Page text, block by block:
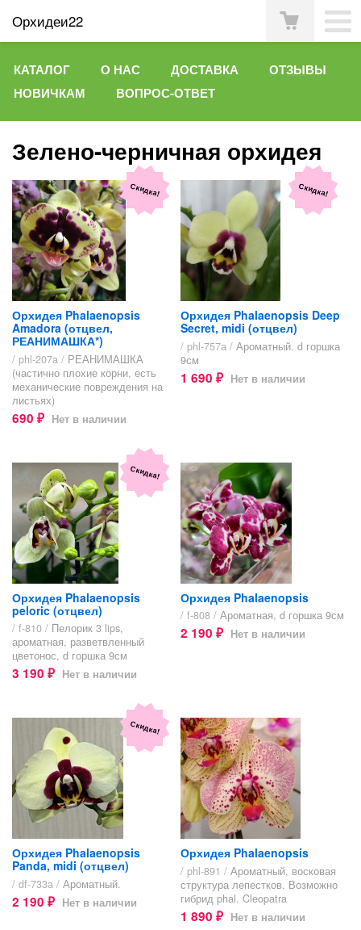
Орхидеи22
КАТАЛОГ О НАС ДОСТАВКА
ОТЗЫВЫ
НОВИЧКАМ
ВОПРОС-ОТВЕТ
Зелено-черничная орхидея
Скидка!
Орхидея Phalaenopsis
Amadora (отцвел,
РЕАНИМАШКА*)
/ phl-207a / РЕАНИМАШКА
(частично плохие корни, есть
механические повреждения на
листьях)
690 ₽ Нет в наличии
Скидка!
Орхидея Phalaenopsis Deep
Secret, midi (отцвел)
/ phl-757а / Ароматный. d горшка
9см
1 690 ₽ Нет в наличии
Скидка!
Орхидея Phalaenopsis
peloric (отцвел)
/ f-810 / Пелорик 3 lips,
ароматная, разветвленный
цветонос, d горшка 9см
3 190 ₽ Нет в наличии
Орхидея Phalaenopsis
/ f-808 / Ароматная, d горшка 9см
2 190 ₽ Нет в наличии
Скидка!
Орхидея Phalaenopsis
Panda, midi (отцвел)
/ df-733a / Ароматный.
2 190 ₽ Нет в наличии
Орхидея Phalaenopsis
/ phl-891 / Ароматный, восковая
структура лепестков. Возможно
гибрид phal. Cleopatra
1 890 ₽ Нет в наличии